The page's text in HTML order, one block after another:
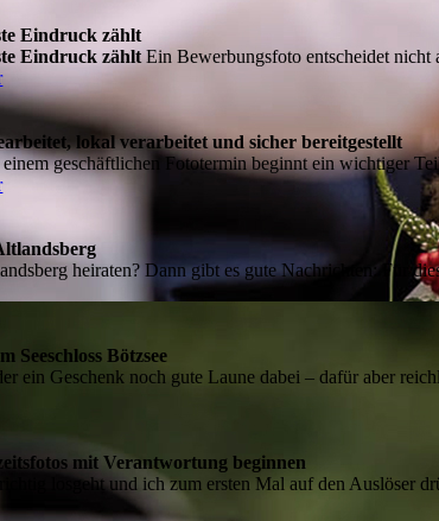
Eindruck zählt
Eindruck zähltEin Bewerbungsfoto entscheidet nicht
lokal verarbeitet und sicher bereitgestellt
geschäftlichen Fototermin beginnt ein wichtiger
heiraten? Dann gibt es gute Nachrichten: Für
Seeschloss Bötzsee
ein Geschenk noch gute Laune dabei – dafür aber
mit Verantwortung beginnen
losgeht und ich zum ersten Mal auf den Auslöser